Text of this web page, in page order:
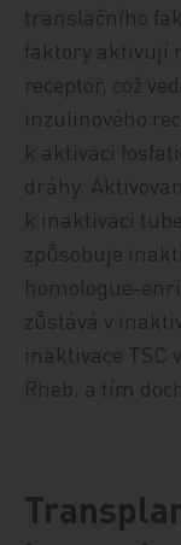
translačního
faktory aktivují
receptor, což
inzulinového
k aktivaci
dráhy.
k inaktivaci
způsobuje
homologue-
zůstává v
inaktivace TSC
Rheb, a tím